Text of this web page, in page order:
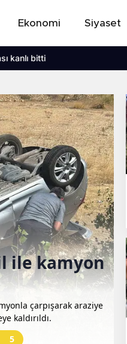
Ekonomi Siyaset
ile kamyon
çarpışarak araziye
kaldırıldı.
5